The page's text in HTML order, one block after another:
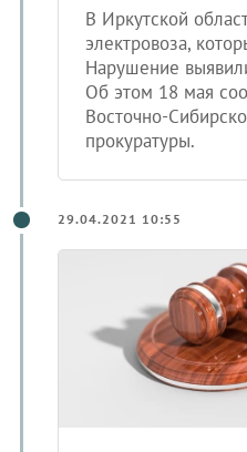
В Иркутской
электровоза,
Нарушение
Об этом 18 мая
Восточно-
прокуратуры.
29.04.2021 10:55